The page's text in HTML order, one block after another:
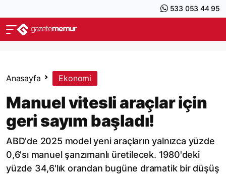
533 053 44 95
Anasayfa Ekonomi
Manuel vitesli araçlar için
geri sayım başladı!
ABD'de 2025 model yeni araçların yalnızca yüzde
0,6'sı manuel şanzımanlı üretilecek. 1980'deki
yüzde 34,6'lık orandan bugüne dramatik bir düşüş